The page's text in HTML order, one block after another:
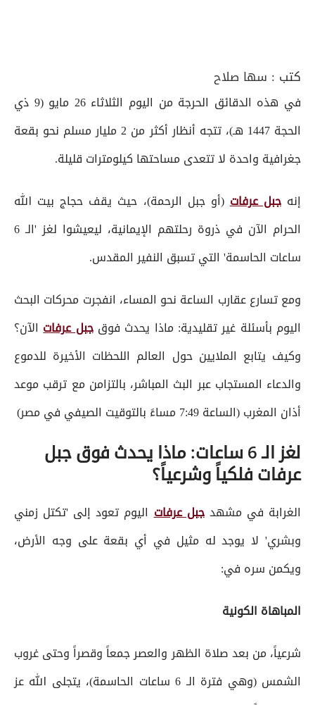
كتب : سها صلاح
في هذه الدقائق الحرجة من اليوم الثلاثاء 26 مايو (9 ذي
الحجة 1447 هـ)، تتجه أنظار أكثر من 2 مليار مسلم نحو بقعة
جغرافية واحدة لا تتعدى مساحتها كيلومترات قليلة.
إنهجبل عرفات(أو جبل الرحمة)، حيث يقف حجاج بيت الله
الحرام الآن في ذروة رحلتهم الإيمانية، ليعيشوا لغز 'الـ 6
ساعات الحاسمة' التي تسبق النفير المقدس.
ومع تسارع عقارب الساعة نحو المساء، انفجرت محركات البحث
اليوم بأسئلة غير تقليدية: ماذا يحدث فوقجبل عرفاتالآن؟
وكيف يتابع الملايين حول العالم اللحظات الأخيرة للدموع
والدعاء المستجاب عبر البث المباشر، بالتزامن مع ترقب موعد
أذان المغرب (الساعة 7:49 مساءً بالتوقيت الصيفي في مصر)
لغز الـ 6 ساعات: ماذا يحدث فوق جبل
عرفات فلكياً وشرعياً؟
الغرابة في مشهدجبل عرفاتاليوم تعود إلى 'تكتل زمني
وبشري' لا يوجد له مثيل في أي بقعة على وجه الأرض،
ويكمن سره في:
المباهاة الكونية
شرعياً، من بعد صلاة الظهر والعصر جمعاً وقصراً وحتى غروب
الشمس (وهي فترة الـ 6 ساعات الحاسمة)، يتجلى الله عز